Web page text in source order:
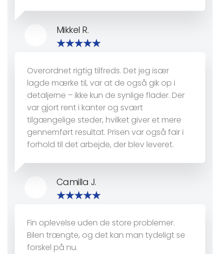
Mikkel R.
Overordnet rigtig tilfreds. Det jeg især
lagde mærke til, var at de også gik op i
detaljerne – ikke kun de synlige flader. Der
var gjort rent i kanter og svært
tilgængelige steder, hvilket giver et mere
gennemført resultat. Prisen var også fair i
forhold til det arbejde, der blev leveret.
Camilla J.
Fin oplevelse uden de store problemer.
Bilen trængte, og det kan man tydeligt se
forskel på nu.